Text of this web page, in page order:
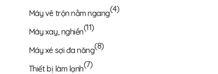
Máy vê trộn nằm ngang(4)
Máy xay, nghiền(11)
Máy xé sợi đa năng(8)
Thiết bị làm lạnh(7)